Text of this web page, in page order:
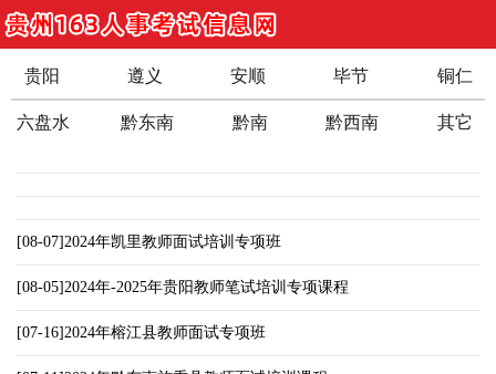
贵阳 遵义 安顺 毕节 铜仁
六盘水 黔东南 黔南 黔西南 其它
[08-07]2024年凯里教师面试培训专项班
[08-05]2024年-2025年贵阳教师笔试培训专项课程
[07-16]2024年榕江县教师面试专项班